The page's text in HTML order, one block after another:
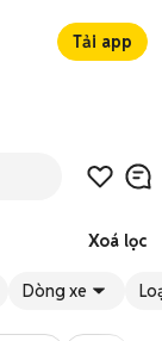
Tải app
Xoá lọc
Dòng xe